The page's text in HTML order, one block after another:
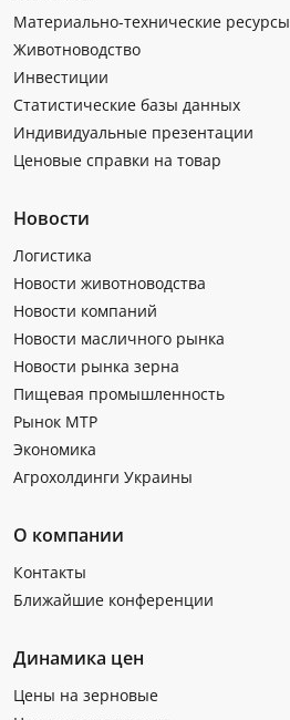
Материально-технические ресурсы
Животноводство
Инвестиции
Статистические базы данных
Индивидуальные презентации
Ценовые справки на товар
Новости
Логистика
Новости животноводства
Новости компаний
Новости масличного рынка
Новости рынка зерна
Пищевая промышленность
Рынок МТР
Экономика
Агрохолдинги Украины
О компании
Контакты
Ближайшие конференции
Динамика цен
Цены на зерновые